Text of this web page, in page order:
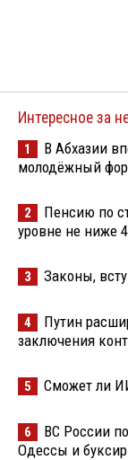
Интересное за
1
В Абхазии
молодёжный
2
Пенсию по
уровне не ниже
3 Законы,
4
Путин
заключения
5 Сможет ли
6
ВС России
Одессы и